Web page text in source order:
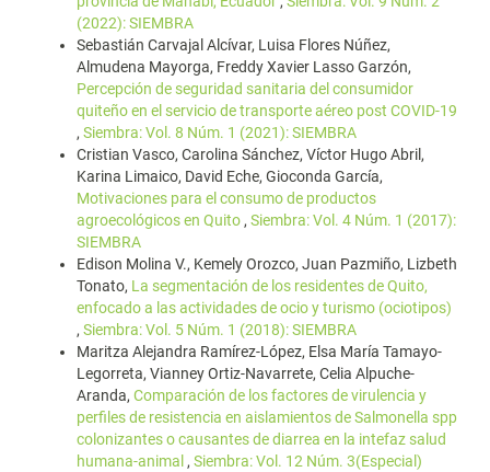
(2022): SIEMBRA
Sebastián Carvajal Alcívar, Luisa Flores Núñez,
Almudena Mayorga, Freddy Xavier Lasso Garzón,
Percepción de seguridad sanitaria del consumidor
quiteño en el servicio de transporte aéreo post COVID-19
, Siembra: Vol. 8 Núm. 1 (2021): SIEMBRA
Cristian Vasco, Carolina Sánchez, Víctor Hugo Abril,
Karina Limaico, David Eche, Gioconda García,
Motivaciones para el consumo de productos
agroecológicos en Quito , Siembra: Vol. 4 Núm. 1 (2017):
SIEMBRA
Edison Molina V., Kemely Orozco, Juan Pazmiño, Lizbeth
Tonato, La segmentación de los residentes de Quito,
enfocado a las actividades de ocio y turismo (ociotipos)
, Siembra: Vol. 5 Núm. 1 (2018): SIEMBRA
Maritza Alejandra Ramírez-López, Elsa María Tamayo-
Legorreta, Vianney Ortiz-Navarrete, Celia Alpuche-
Aranda, Comparación de los factores de virulencia y
perfiles de resistencia en aislamientos de Salmonella spp
colonizantes o causantes de diarrea en la intefaz salud
humana-animal , Siembra: Vol. 12 Núm. 3(Especial)